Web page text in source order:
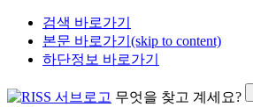
검색 바로가기
본문 바로가기(skip to content)
하단정보 바로가기
무엇을 찾고 계세요?